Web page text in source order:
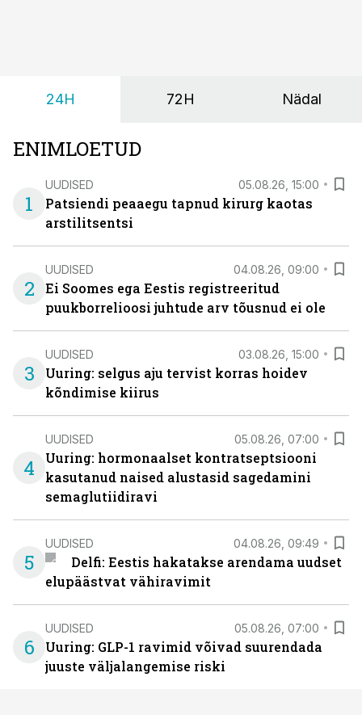
24H 72H Nädal
ENIMLOETUD
1
UUDISED 05.08.26, 15:00
Patsiendi peaaegu tapnud kirurg kaotas
arstilitsentsi
2
UUDISED 04.08.26, 09:00
Ei Soomes ega Eestis registreeritud
puukborrelioosi juhtude arv tõusnud ei ole
3
UUDISED 03.08.26, 15:00
Uuring: selgus aju tervist korras hoidev
kõndimise kiirus
4
UUDISED 05.08.26, 07:00
Uuring: hormonaalset kontratseptsiooni
kasutanud naised alustasid sagedamini
semaglutiidiravi
5
UUDISED 04.08.26, 09:49
Delfi: Eestis hakatakse arendama uudset
elupäästvat vähiravimit
6
UUDISED 05.08.26, 07:00
Uuring: GLP-1 ravimid võivad suurendada
juuste väljalangemise riski